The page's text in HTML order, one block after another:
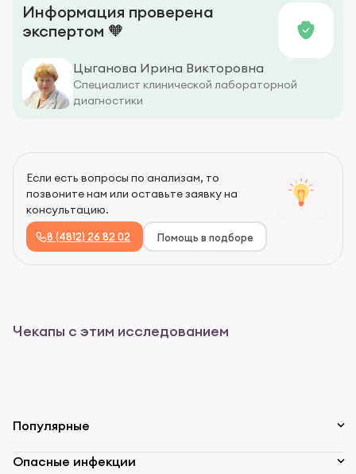
Информация проверена
экспертом 🧡
Цыганова Ирина Викторовна
Специалист клинической лабораторной
диагностики
Если есть вопросы по анализам, то
позвоните нам или оставьте заявку на
консультацию.
8 (4812) 26 82 02 Помощь в подборе
Чекапы с этим исследованием
Популярные
Опасные инфекции